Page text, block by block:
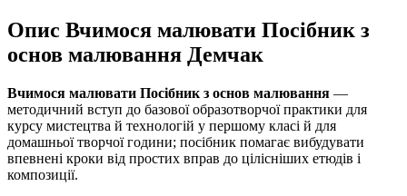
Опис Вчимося малювати Посібник з
основ малювання Демчак
Вчимося малювати Посібник з основ малювання —
методичний вступ до базової образотворчої практики для
курсу мистецтва й технологій у першому класі й для
домашньої творчої години; посібник помагає вибудувати
впевнені кроки від простих вправ до цілісніших етюдів і
композиції.